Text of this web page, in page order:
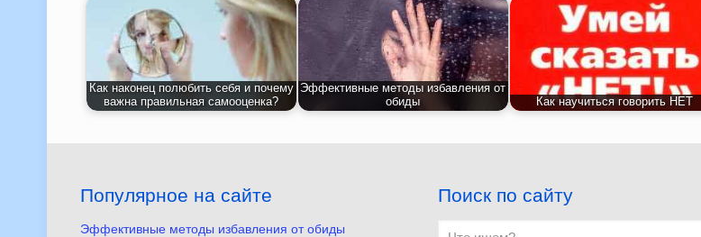
Как наконец полюбить себя и почему
важна правильная самооценка?
Эффективные методы избавления от
обиды
Как научиться говорить НЕТ
Популярное на сайте
Эффективные методы избавления от обиды
Поиск по сайту